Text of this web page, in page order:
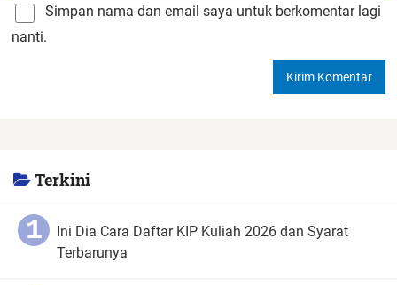
Simpan nama dan email saya untuk berkomentar lagi
nanti.
Terkini
Ini Dia Cara Daftar KIP Kuliah 2026 dan Syarat
Terbarunya